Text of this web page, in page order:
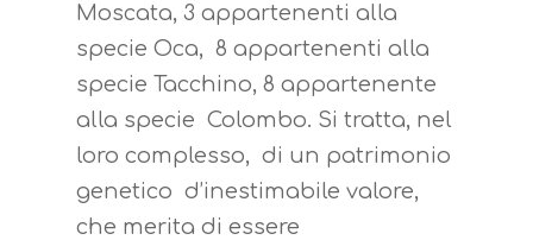
Moscata, 3 appartenenti alla
specie Oca, 8 appartenenti alla
specie Tacchino, 8 appartenente
alla specie Colombo. Si tratta, nel
loro complesso, di un patrimonio
genetico d’inestimabile valore,
che merita di essere